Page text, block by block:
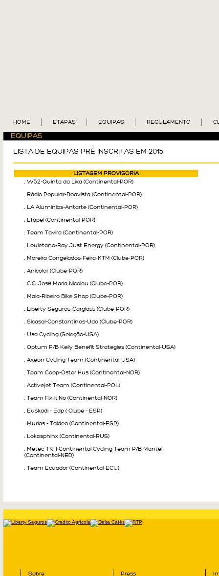
HOME ETAPAS EQUIPAS REGULAMENTO
EQUIPAS
LISTA DE EQUIPAS PRÉ INSCRITAS EM 2015
LISTAGEM PROVISÓRIA
. W52-Quinta da Lixa (Continental-POR)
. Rádio Popular-Boavista (Continental-POR)
. LA Alumínios-Antarte (Continental-POR)
. Efapel (Continental-POR)
. Team Tavira (Continental-POR)
. Louletano-Ray Just Energy (Continental-POR)
. Moreira Congelados-Feira-KTM (Clube-POR)
. Anicolor (Clube-POR)
. C.C. José Maria Nicolau (Clube-POR)
. Maia-Ribeiro Bike Shop (Clube-POR)
. Liberty Seguros-Carglass (Clube-POR)
. Sicasal-Constantinos-Udo (Clube-POR)
. Usa Cycling (Seleção-USA)
. Optum P/B Kelly Benefit Strategies (Continental-USA)
. Axeon Cycling Team (Continental-USA)
. Team Coop-Oster Hus (Continental-NOR)
. Activejet Team (Continental-POL)
. Team Fix-it.No (Continental-NOR)
. Euskadi - Edp ( Clube - ESP)
. Murias - Taldea (Continental-ESP)
. Lokosphinx (Continental-RUS)
. Metec-TKH Continental Cycling Team P/B Mantel
(Continental-NED)
. Team Ecuador (Continental-ECU)
Sobre Press